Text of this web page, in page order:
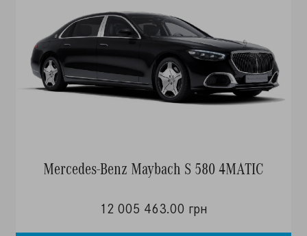
Mercedes-Benz Maybach S 580 4MATIC
12 005 463.00 грн